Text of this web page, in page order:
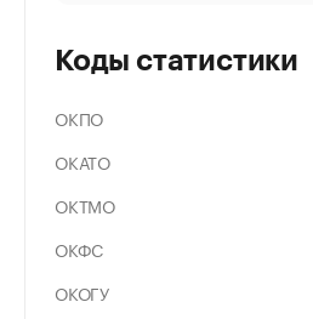
Коды статистики
ОКПО
ОКАТО
ОКТМО
ОКФС
ОКОГУ